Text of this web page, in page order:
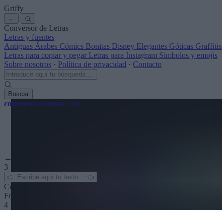
Griffy
←
Conversor de Letras
Letras y fuentes
Antiguas Árabes Cómics Bonitas Disney Elegantes Góticas Graffitis
Letras para copiar y pegar Letras para Instagram Símbolos y emojis
Sobre nosotros · Política de privacidad · Contacto
Buscar
conversordeletras.com
← Ver más
3
Color del texto
Fondo
4